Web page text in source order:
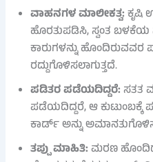
ವಾಹನಗಳ ಮಾಲೀಕತ್ವ:ಕೃಷಿ
ಹೊರತುಪಡಿಸಿ, ಸ್ವಂತ ಬಳಕೆಯ
ಕಾರುಗಳನ್ನು ಹೊಂದಿರುವವರ
ರದ್ದುಗೊಳಿಸಲಾಗುತ್ತದೆ.
ಪಡಿತರ ಪಡೆಯದಿದ್ದರೆ:ಸತತ
ಪಡೆಯದಿದ್ದರೆ, ಆ ಕುಟುಂಬಕ್ಕೆ
ಕಾರ್ಡ್ ಅನ್ನು
ತಪ್ಪು ಮಾಹಿತಿ:ಮರಣ